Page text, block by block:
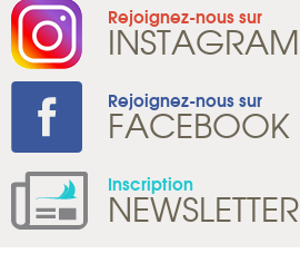
Rejoignez-nous sur
INSTAGRAM
Rejoignez-nous sur
FACEBOOK
Inscription
NEWSLETTER